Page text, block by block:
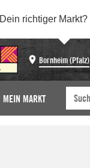
Dein richtiger Markt?
Bornheim (Pfalz)
MEIN MARKT